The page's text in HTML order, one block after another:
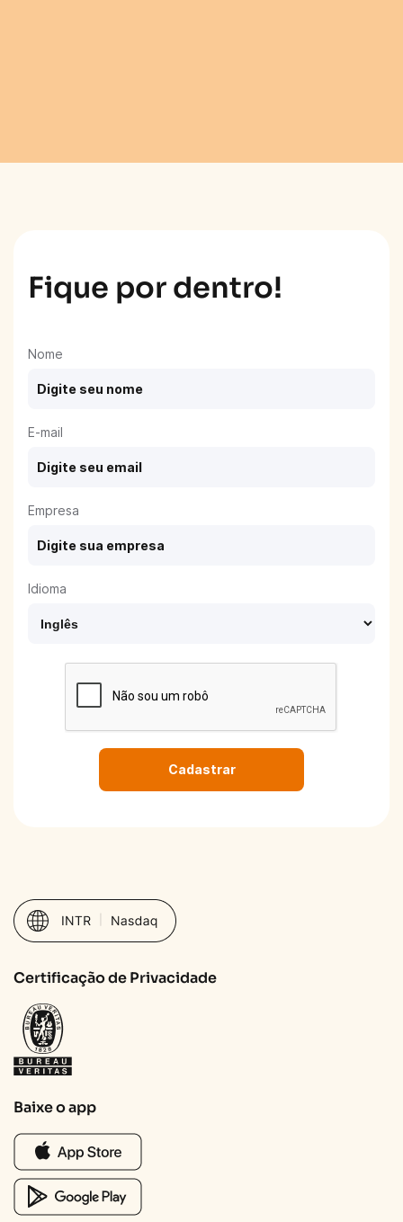
Fique por dentro!
Nome
E-mail
Empresa
Idioma
Cadastrar
Certificação de Privacidade
Baixe o app